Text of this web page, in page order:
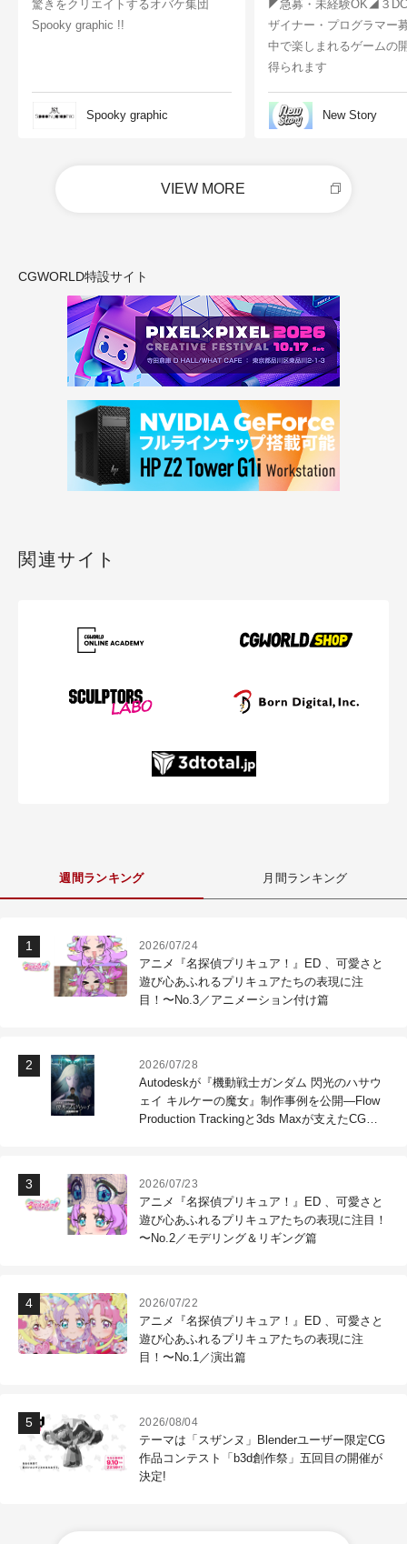
驚きをクリエイトするオバケ集団
Spooky graphic !!
Spooky graphic
◤急募・未経験OK◢３
ザイナー・プログラマー
中で楽しまれるゲームの
得られます
New Story
VIEW MORE
CGWORLD特設サイト
関連サイト
週間ランキング 月間ランキング
2026/07/24
アニメ『名探偵プリキュア！』ED 、可愛さと
遊び心あふれるプリキュアたちの表現に注
目！〜No.3／アニメーション付け篇
2026/07/28
Autodeskが『機動戦士ガンダム 閃光のハサウ
ェイ キルケーの魔女』制作事例を公開―Flow
Production Trackingと3ds Maxが支えたCG制
2026/07/23
アニメ『名探偵プリキュア！』ED 、可愛さと
遊び心あふれるプリキュアたちの表現に注目！
〜No.2／モデリング＆リギング篇
2026/07/22
アニメ『名探偵プリキュア！』ED 、可愛さと
遊び心あふれるプリキュアたちの表現に注
目！〜No.1／演出篇
2026/08/04
テーマは「スザンヌ」Blenderユーザー限定CG
作品コンテスト「b3d創作祭」五回目の開催が
決定!